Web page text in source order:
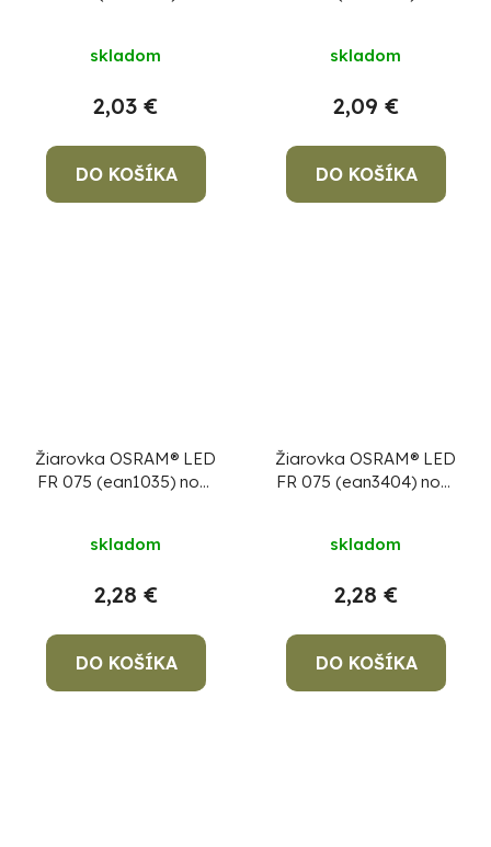
A
skladom
2,03 €
DO KOŠÍKA
A
skladom
2,09 €
DO KOŠÍKA
Žiarovka OSRAM® LED
FR 075 (ean1035) non-
A
skladom
2,28 €
DO KOŠÍKA
Žiarovka OSRAM® LED
FR 075 (ean3404) non-
A
skladom
2,28 €
DO KOŠÍKA